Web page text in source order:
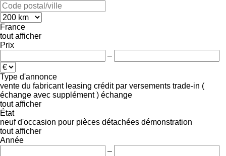
France
tout afficher
Prix
–
Type d'annonce
vente du fabricant leasing crédit par versements trade-in (
échange avec supplément ) échange
tout afficher
État
neuf d'occasion pour pièces détachées démonstration
tout afficher
Année
–